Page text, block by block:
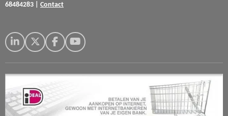
68484283
Contact
L
n
k
d
I
n
X
F
c
e
Y
u
T